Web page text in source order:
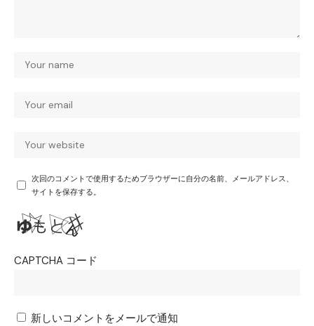
次回のコメントで使用するためブラウザーに自分の名前、メールアドレス、
サイトを保存する。
CAPTCHA コード
新しいコメントをメールで通知